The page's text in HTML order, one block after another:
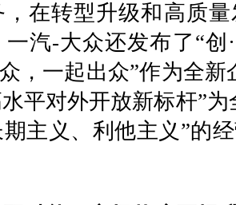
，在转型升级和高质
一汽-大众还发布了“创
，一起出众”作为全
平对外开放新标杆”
主义、利他主义”的